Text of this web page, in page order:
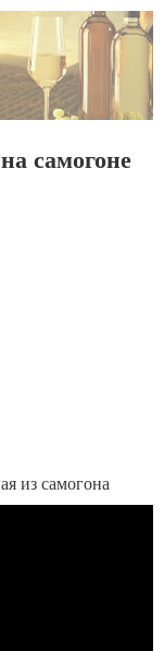
самогоне
из самогона